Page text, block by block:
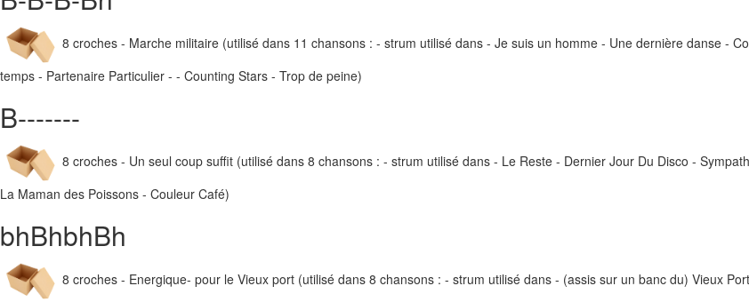
8 croches - Marche militaire (utilisé dans 11 chansons : - strum utilisé dans - Je suis un homme - Une dernière danse -
temps - Partenaire Particulier - - Counting Stars - Trop de peine)
B-------
8 croches - Un seul coup suffit (utilisé dans 8 chansons : - strum utilisé dans - Le Reste - Dernier Jour Du Disco -
La Maman des Poissons - Couleur Café)
bhBhbhBh
8 croches - Energique- pour le Vieux port (utilisé dans 8 chansons : - strum utilisé dans - (assis sur un banc du) Vieux